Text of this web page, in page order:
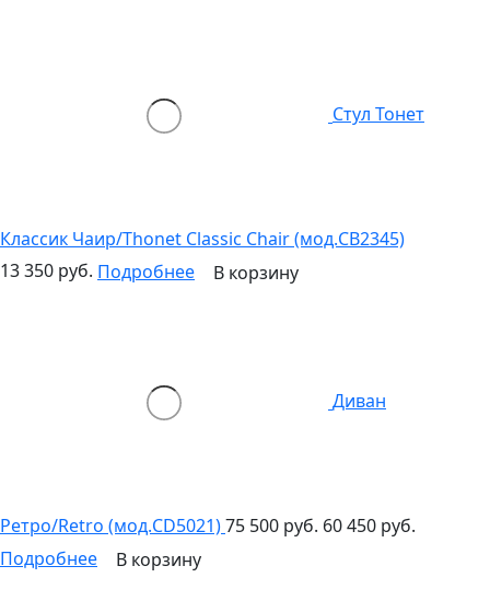
Стул Тонет
Классик Чаир/Thonet Classic Chair (мод.CB2345)
13 350 руб. Подробнее В корзину
Диван
Ретро/Retro (мод.CD5021)75 500 руб. 60 450 руб.
Подробнее
В корзину